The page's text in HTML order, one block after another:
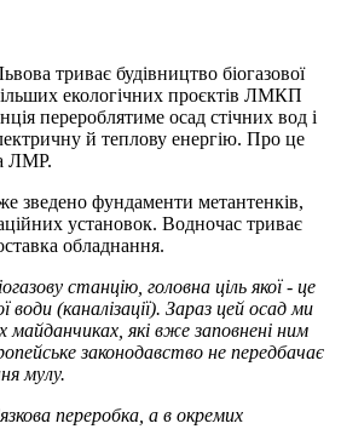
триває будівництво біогазової
екологічних проєктів ЛМКП
перероблятиме осад стічних вод і
й теплову енергію. Про це
ЛМР.
зведено фундаменти метантенків,
установок. Водночас триває
обладнання.
станцію, головна ціль якої - це
води (каналізації). Зараз цей осад ми
майданчиках, які вже заповнені ним
законодавство не передбачає
мулу.
переробка, а в окремих